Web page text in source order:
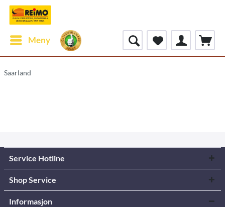
Meny
Saarland
Service Hotline
Shop Service
Informasjon